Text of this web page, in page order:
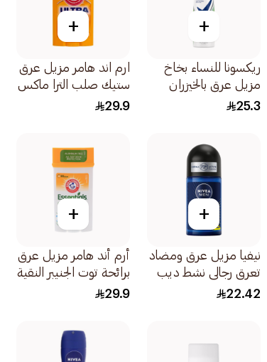
+
ريكسونا للنساء بخاخ
مزيل عرق بالخيزران
والصبار 150مل
25.3
+
ارم اند هامر مزيل عرق
ستيك صلب الترا ماكس
أكتيف سبورت الرياضي
29.9
+
نيفيا مزيل عرق ومضاد
تعرق رجالي نشط ديب
سبورت الرياضي 50مل
22.42
+
أرم أند هامر مزيل عرق
برائحة توت الجنيبر النقية
71جرام
29.9